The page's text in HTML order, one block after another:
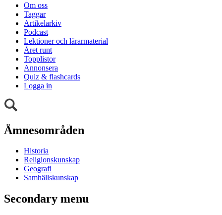
Om oss
Taggar
Artikelarkiv
Podcast
Lektioner och lärarmaterial
Året runt
Topplistor
Annonsera
Quiz & flashcards
Logga in
Ämnesområden
Historia
Religionskunskap
Geografi
Samhällskunskap
Secondary menu